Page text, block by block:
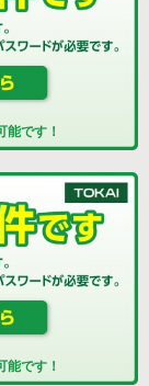
能です！
能です！